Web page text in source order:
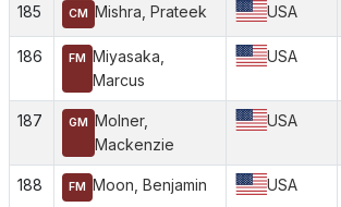
185 CM Mishra, Prateek USA
186 FM Miyasaka,
Marcus
USA
187 GM Molner,
Mackenzie
USA
188 FM Moon, Benjamin USA